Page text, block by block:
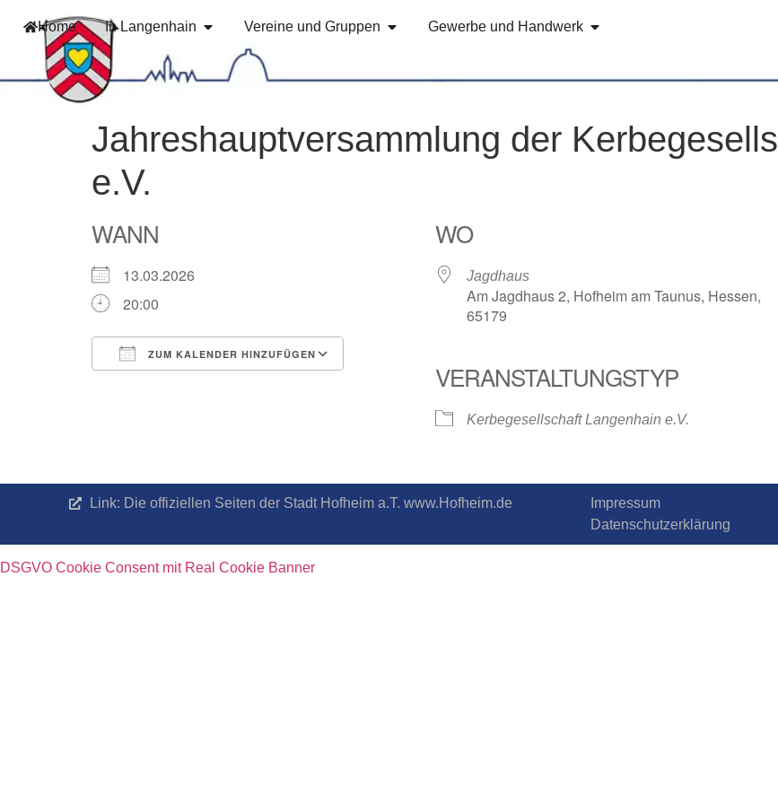
Home In Langenhain Vereine und Gruppen Gewerbe und Handwerk
Jahreshauptversammlung der
e.V.
WANN
13.03.2026
20:00
ZUM KALENDER HINZUFÜGEN
Google Kalender iCalendar
WO
Jagdhaus
Am Jagdhaus 2, Hofheim am Taunus, Hessen,
65179
VERANSTALTUNGSTYP
Kerbegesellschaft Langenhain e.V.
Link: Die offiziellen Seiten der Stadt Hofheim a.T. www.Hofheim.de
Impressum
Datenschutzerklärung
DSGVO Cookie Consent mit Real Cookie Banner